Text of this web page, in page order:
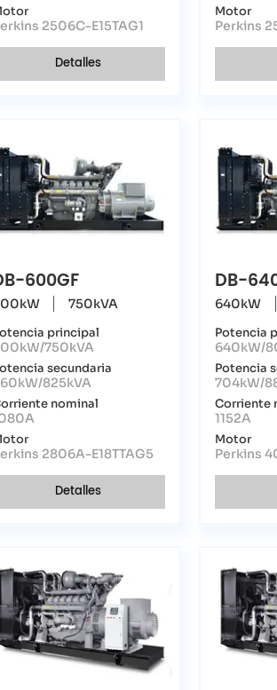
2506C-E15TAG1
Detalles
Motor
Perkins
600GF
750kVA
principal
750kVA
secundaria
825kVA
nominal
2806A-E18TTAG5
Detalles
DB-
640kW
Potencia
640kW/
Potencia
704kW/
Corriente
1152A
Motor
Perkins